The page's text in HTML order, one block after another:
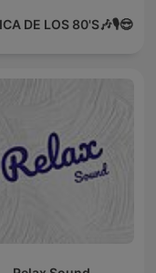
DE LOS 80'S🎶🎙️😎